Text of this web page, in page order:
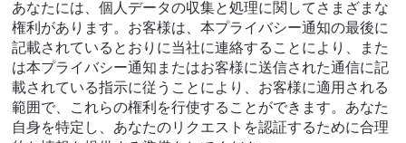
あなたには、個人データの収集と処理に関してさまざまな
権利があります。お客様は、本プライバシー通知の最後に
記載されているとおりに当社に連絡することにより、また
は本プライバシー通知またはお客様に送信された通信に記
載されている指示に従うことにより、お客様に適用される
範囲で、これらの権利を行使することができます。あなた
自身を特定し、あなたのリクエストを認証するために合理